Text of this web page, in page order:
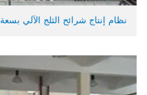
نظام إنتاج شرائح الثلج الآلي بسعة 50 طن في المغرب